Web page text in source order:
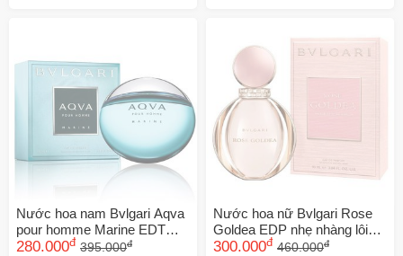
Nước hoa nam Bvlgari Aqva
pour homme Marine EDT
tươi mát
280.000đ 395.000đ
Nước hoa nữ Bvlgari Rose
Goldea EDP nhẹ nhàng lôi
cuốn
300.000đ 460.000đ